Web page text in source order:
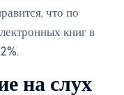
что по
книг в
на слух